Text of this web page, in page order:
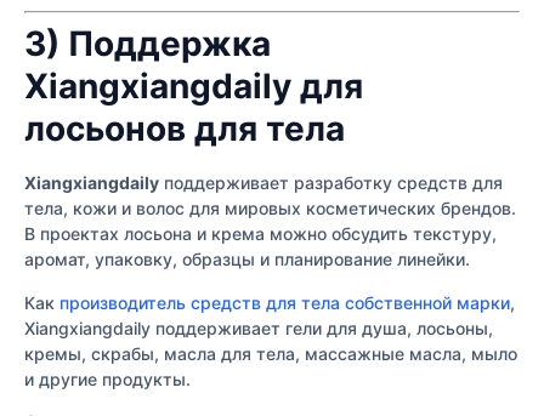
3) Поддержка
Xiangxiangdaily для
лосьонов для тела
Xiangxiangdaily поддерживает разработку средств для
тела, кожи и волос для мировых косметических брендов.
В проектах лосьона и крема можно обсудить текстуру,
аромат, упаковку, образцы и планирование линейки.
Как производитель средств для тела собственной марки,
Xiangxiangdaily поддерживает гели для душа, лосьоны,
кремы, скрабы, масла для тела, массажные масла, мыло
и другие продукты.